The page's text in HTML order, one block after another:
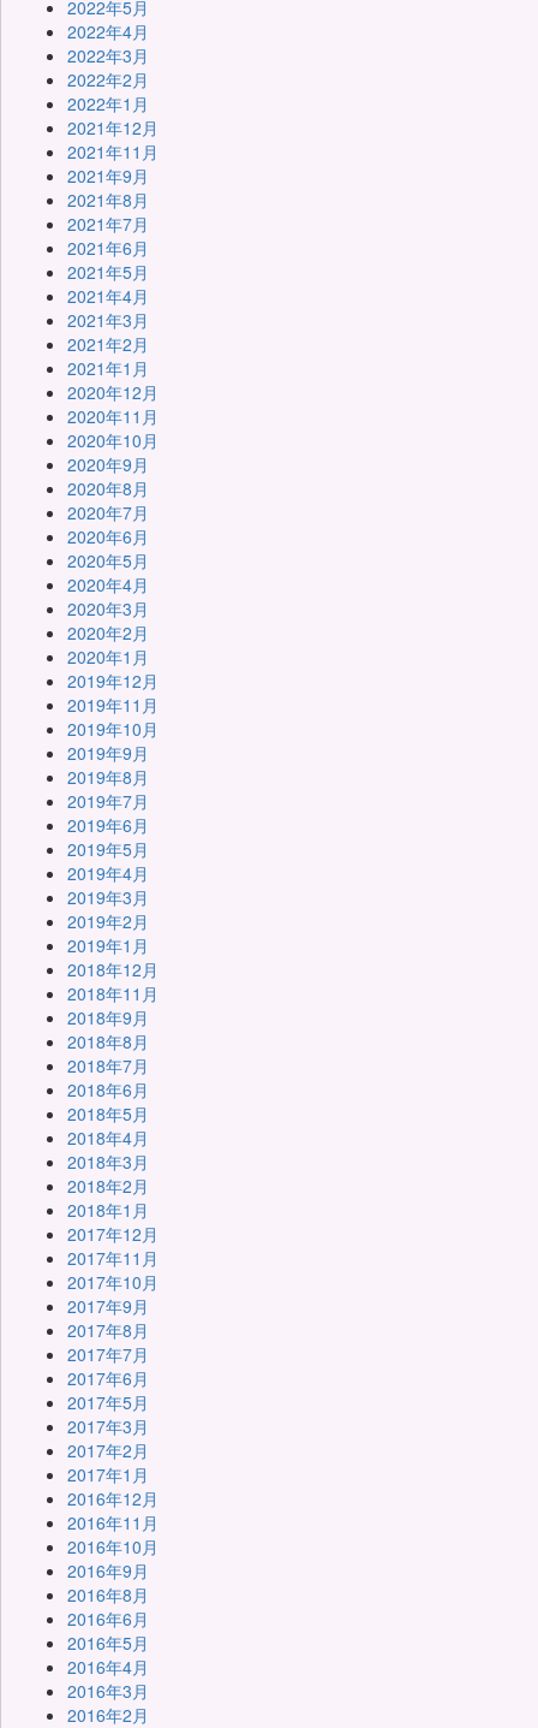
2022年5月
2022年4月
2022年3月
2022年2月
2022年1月
2021年12月
2021年11月
2021年9月
2021年8月
2021年7月
2021年6月
2021年5月
2021年4月
2021年3月
2021年2月
2021年1月
2020年12月
2020年11月
2020年10月
2020年9月
2020年8月
2020年7月
2020年6月
2020年5月
2020年4月
2020年3月
2020年2月
2020年1月
2019年12月
2019年11月
2019年10月
2019年9月
2019年8月
2019年7月
2019年6月
2019年5月
2019年4月
2019年3月
2019年2月
2019年1月
2018年12月
2018年11月
2018年9月
2018年8月
2018年7月
2018年6月
2018年5月
2018年4月
2018年3月
2018年2月
2018年1月
2017年12月
2017年11月
2017年10月
2017年9月
2017年8月
2017年7月
2017年6月
2017年5月
2017年3月
2017年2月
2017年1月
2016年12月
2016年11月
2016年10月
2016年9月
2016年8月
2016年6月
2016年5月
2016年4月
2016年3月
2016年2月